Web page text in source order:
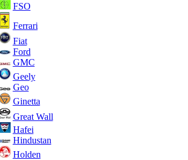
FSO
Ferrari
Fiat
Ford
GMC
Geely
Geo
Ginetta
Great Wall
Hafei
Hindustan
Holden